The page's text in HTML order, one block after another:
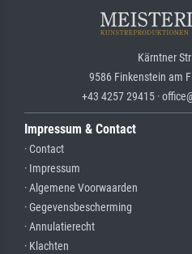
Kärntner
9586 Finkenstein am
+43 4257 29415 ·
Impressum & Contact
· Contact
· Impressum
· Algemene Voorwaarden
· Gegevensbescherming
· Annulatierecht
· Klachten